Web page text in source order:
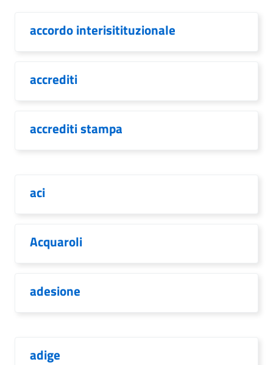
accordo interisitituzionale
accrediti
accrediti stampa
aci
Acquaroli
adesione
adige